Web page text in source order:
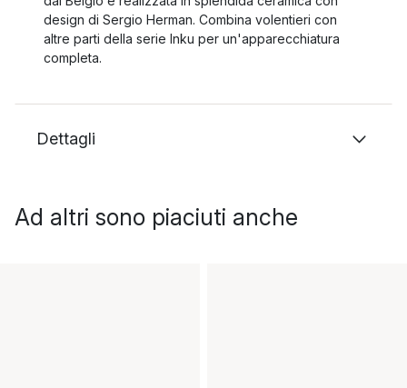
design di Sergio Herman. Combina volentieri con
altre parti della serie Inku per un'apparecchiatura
completa.
Dettagli
Ad altri sono piaciuti anche